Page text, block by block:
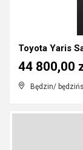
Toyota Yaris
Będzin/
44 800,00